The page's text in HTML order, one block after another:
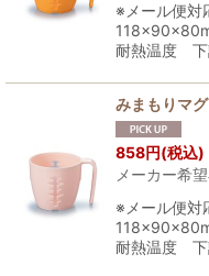
※メール便対
耐熱温度
みまもりマ
858円(税込)
メーカー希
※メール便対
耐熱温度